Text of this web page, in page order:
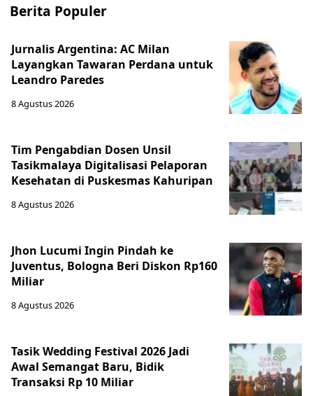
Berita Populer
Jurnalis Argentina: AC Milan
Layangkan Tawaran Perdana untuk
Leandro Paredes
8 Agustus 2026
Tim Pengabdian Dosen Unsil
Tasikmalaya Digitalisasi Pelaporan
Kesehatan di Puskesmas Kahuripan
8 Agustus 2026
Jhon Lucumi Ingin Pindah ke
Juventus, Bologna Beri Diskon Rp160
Miliar
8 Agustus 2026
Tasik Wedding Festival 2026 Jadi
Awal Semangat Baru, Bidik
Transaksi Rp 10 Miliar